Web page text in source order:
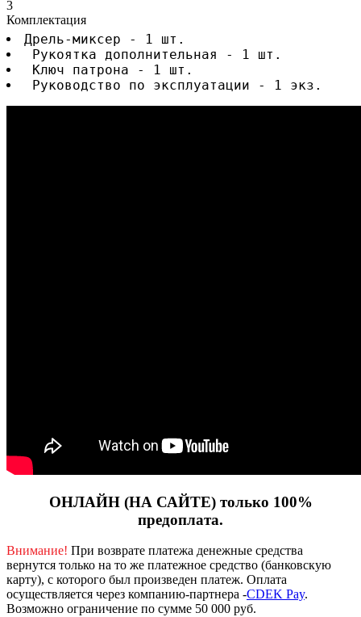
3
Комплектация
Дрель-миксер - 1 шт.
Рукоятка дополнительная - 1 шт.
Ключ патрона - 1 шт.
Руководство по эксплуатации - 1 экз.
ОНЛАЙН (НА САЙТЕ) только 100%
предоплата.
Внимание! При возврате платежа денежные средства
вернутся только на то же платежное средство (банковскую
карту), с которого был произведен платеж. Оплата
осуществляется через компанию-партнера -CDEK Pay.
Возможно ограничение по сумме 50 000 руб.